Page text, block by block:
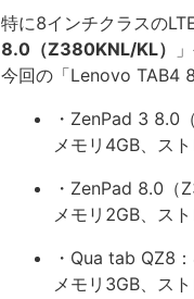
特に8インチクラスの
8.0（Z380KNL/KL）
今回の「Lenovo TAB4
・ZenPad 3 8.0
メモリ4GB、ス
・ZenPad 8.0（
メモリ2GB、ス
・Qua tab QZ8
メモリ3GB、ス